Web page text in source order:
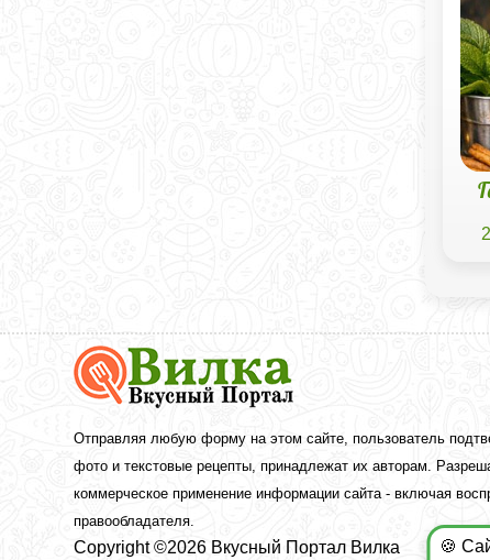
Вкусный
Портал
Вилка
рецепты
фото
Отправляя любую форму на этом сайте, пользователь
фото и текстовые рецепты, принадлежат их авторам.
коммерческое применение информации сайта - включая
правообладателя.
Copyright ©2026 Вкусный Портал Вилка 🍪